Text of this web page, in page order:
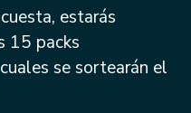
estarás
15 packs
se sortearán el